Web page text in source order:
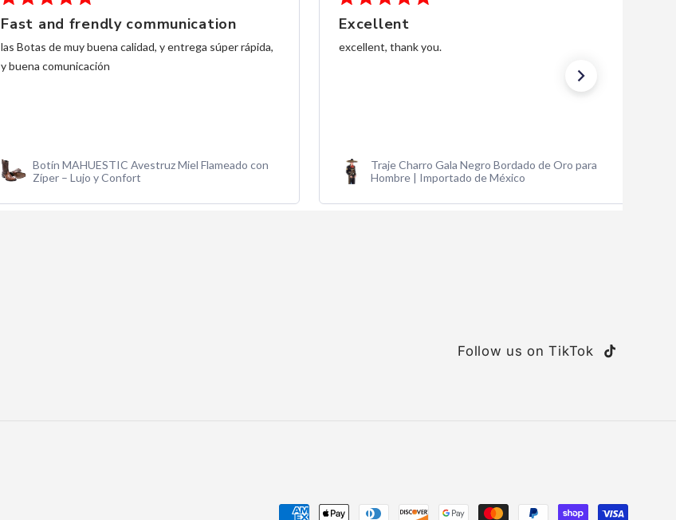
Fast and frendly communication
las Botas de muy buena calidad, y entrega súper rápida,
y buena comunicación
Botín MAHUESTIC Avestruz Miel Flameado con
Zíper – Lujo y Confort
Excellent
excellent, thank you.
Traje Charro Gala Negro Bordado de Oro para
Hombre | Importado de México
Follow us on TikTok
TikTok